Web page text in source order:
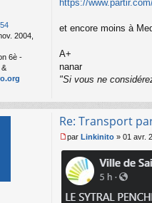
2004,
6è -
&
g
n
n
u
https://
et encore moins à
A+
nanar
"Si vous ne
Re: Transport
s
s
par Linkinito » 01 avr.